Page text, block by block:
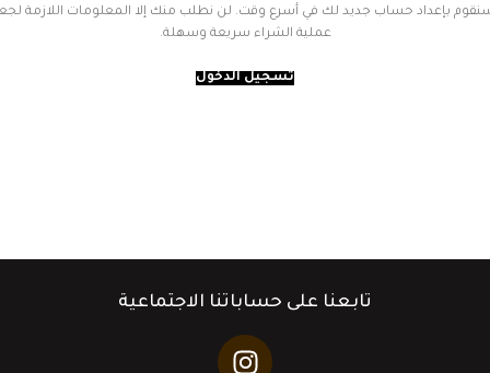
بإعداد حساب جديد لك في أسرع وقت. لن نطلب منك إلا المعلومات اللازمة
عملية الشراء سريعة وسهلة.
تسجيل الدخول
تابعنا على حساباتنا الاجتماعية